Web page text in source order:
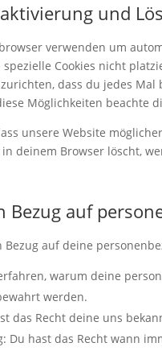
und
verwenden um
Cookies nicht
dass du jedes
Möglichkeiten beachte
unsere Website
deinem Browser löscht,
Bezug auf
auf deine
warum deine
werden.
das Recht deine uns
Du hast das Recht wann